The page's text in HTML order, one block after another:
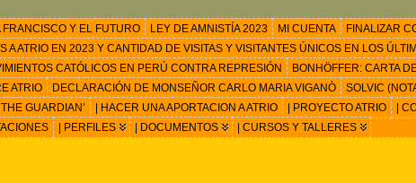
FRANCISCO Y EL FUTURO LEY DE AMNISTÍA 2023 MI CUENTA FINALIZAR
A ATRIO EN 2023 Y CANTIDAD DE VISITAS Y VISITANTES ÚNICOS EN LOS
CATÓLICOS EN PERÚ CONTRA REPRESIÓN BONHÖFFER: CARTA
ATRIO DECLARACIÓN DE MONSEÑOR CARLO MARIA VIGANÒ SOLVIC
GUARDIAN’ | HACER UNA APORTACION A ATRIO | PROYECTO ATRIO |
| PERFILES | DOCUMENTOS | CURSOS Y TALLERES